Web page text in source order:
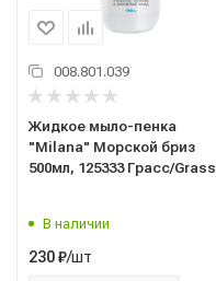
008.801.039
Жидкое мыло-пенка
"Milana" Морской бриз
500мл, 125333 Грасс/Grass
В наличии
230₽/шт